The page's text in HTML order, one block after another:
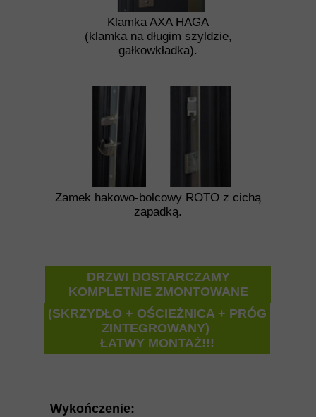
(SKRZYDŁO + OŚCIEŻNICA + PRÓG
ZINTEGROWANY)
ŁATWY MONTAŻ!!!
DRZWI DOSTARCZAMY
KOMPLETNIE ZMONTOWANE
Zamek hakowo-bolcowy ROTO z cichą
zapadką.
Klamka AXA HAGA
(klamka na długim szyldzie,
gałkowkładka).
Wykończenie: